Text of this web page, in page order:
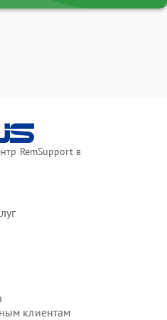
RemSupport в
клиентам